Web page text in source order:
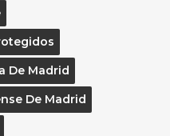
De Madrid
De Madrid